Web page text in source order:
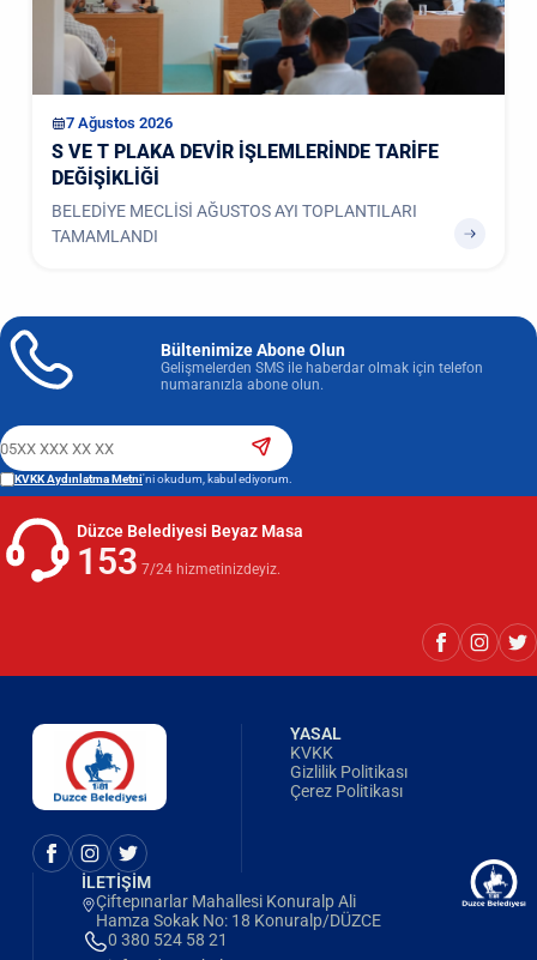
7 Ağustos 2026
S VE T PLAKA DEVİR İŞLEMLERİNDE TARİFE
DEĞİŞİKLİĞİ
BELEDİYE MECLİSİ AĞUSTOS AYI TOPLANTILARI
TAMAMLANDI
Bültenimize Abone Olun
Gelişmelerden SMS ile haberdar olmak için telefon
numaranızla abone olun.
KVKK Aydınlatma Metni'ni okudum, kabul ediyorum.
Düzce Belediyesi Beyaz Masa
153 7/24 hizmetinizdeyiz.
YASAL
KVKK
Gizlilik Politikası
Çerez Politikası
İLETİŞİM
Çiftepınarlar Mahallesi Konuralp Ali
Hamza Sokak No: 18 Konuralp/DÜZCE
0 380 524 58 21